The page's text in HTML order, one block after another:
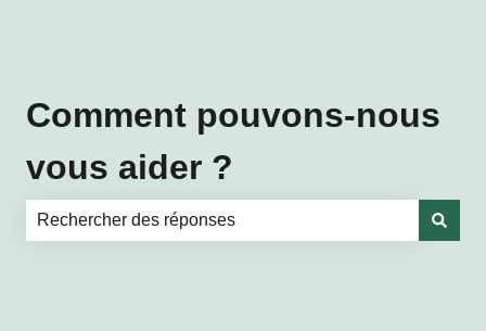
Comment pouvons-nous
vous aider ?